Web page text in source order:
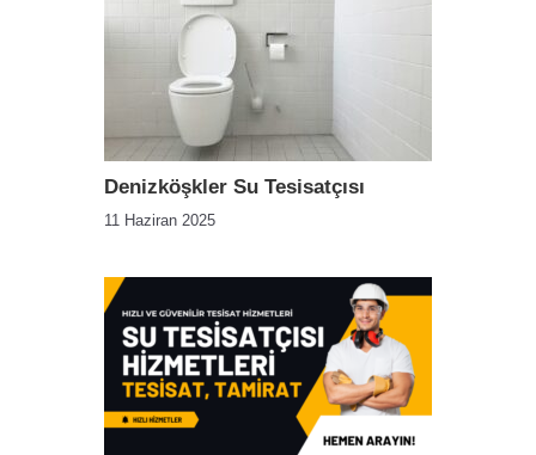
Denizköşkler Su Tesisatçısı
11 Haziran 2025